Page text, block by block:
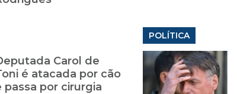
Carol de
é atacada por cão
passa por cirurgia
POLÍTICA